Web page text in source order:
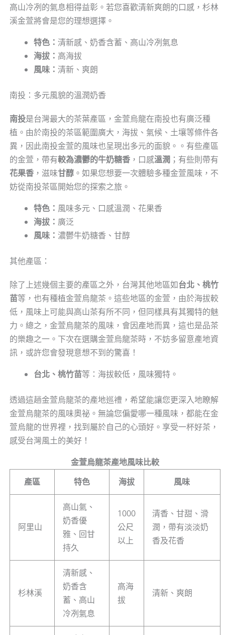
高山冷冽的氣息相得益彰。若您喜歡清新爽朗的口感，杉林
溪金萱將會是您的理想選擇。
特色： 清新感、奶香含蓄、高山冷冽氣息
海拔： 高海拔
風味： 清新、爽朗
南投：多元風貌的溫潤奶香
南投是台灣最大的茶葉產區，金萱烏龍在南投也有廣泛種
植。由於南投的茶區範圍廣大，海拔、氣候、土壤等條件各
異，因此南投金萱的風味也呈現出多元的面貌。。有些產區
的金萱，帶有較為濃鬱的牛奶糖香，口感溫潤 ；有些則帶有
花果香，滋味甘醇。如果您想要一次體驗多種金萱風味，不
妨從南投茶區開始您的探索之旅。
特色： 風味多元、口感溫潤、花果香
海拔： 廣泛
風味： 濃鬱牛奶糖香、甘醇
其他產區：
除了上述幾個主要的產區之外，台灣其他地區如台北、桃竹
苗等，也有種植金萱烏龍茶。這些地區的金萱，由於海拔較
低，風味上可能與高山茶有所不同，但同樣具有其獨特的魅
力。總之，金萱烏龍茶的風味，會因產地而異，這也是品茶
的樂趣之一。下次在選購金萱烏龍茶時，不妨多留意產地資
訊，或許您會發現意想不到的驚喜！
台北、桃竹苗等：海拔較低，風味獨特。
透過這趟金萱烏龍茶的產地巡禮，希望能讓您更深入地瞭解
金萱烏龍茶的風味奧祕。無論您偏愛哪一種風味，都能在金
萱烏龍的世界裡，找到屬於自己的心頭好。享受一杯好茶，
感受台灣風土的美好！
金萱烏龍茶產地風味比較
產區
特色 海拔 風味
阿里山
高山氣、
奶香優
雅、回甘
持久
1000
公尺
以上
清香、甘甜、滑
潤，帶有淡淡奶
香及花香
杉林溪
清新感、
奶香含
蓄、高山
冷冽氣息
高海
拔
清新、爽朗